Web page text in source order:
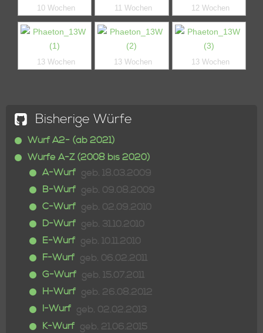
10 Wochen 11 Wochen 12 Wochen
13 Wochen 13 Wochen 13 Wochen
Bisherige Würfe
Wurf A2- (ab 2021)
Würfe A-Z (2008 bis 2020)
A-Wurf geb. 18.03.2009
B-Wurf geb. 09.08.2009
C-Wurf geb. 02.09.2010
D-Wurf geb. 31.10.2010
E-Wurf geb. 10.11.2010
F-Wurf geb. 06.02.2011
G-Wurf geb. 15.07.2011
H-Wurf geb. 26.08.2012
I-Wurf geb. 02.02.2013
K-Wurf geb. 21.06.2015